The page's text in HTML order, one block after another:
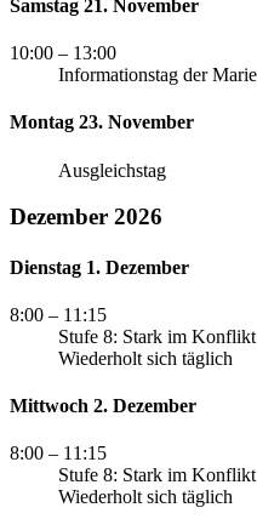
Samstag 21. November
10:00 – 13:00
Informationstag der
Montag 23. November
Ausgleichstag
Dezember 2026
Dienstag 1. Dezember
8:00 – 11:15
Stufe 8: Stark im Konflikt
Wiederholt sich täglich
Mittwoch 2. Dezember
8:00 – 11:15
Stufe 8: Stark im Konflikt
Wiederholt sich täglich